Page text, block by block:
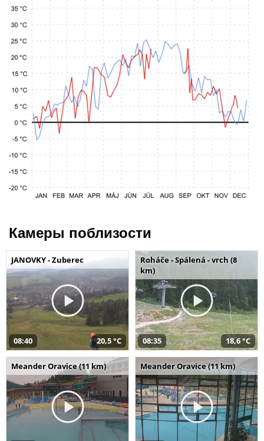
Камеры поблизости
JANOVKY - Zuberec
08:40 20,5 °C
Roháče - Spálená - vrch (8
km)
08:35 18,6 °C
Meander Oravice (11 km) Meander Oravice (11 km)